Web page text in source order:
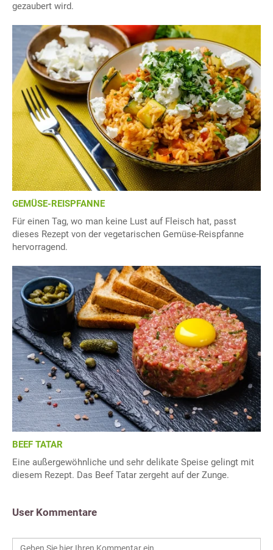
gezaubert wird.
GEMÜSE-REISPFANNE
Für einen Tag, wo man keine Lust auf Fleisch hat, passt
dieses Rezept von der vegetarischen Gemüse-Reispfanne
hervorragend.
BEEF TATAR
Eine außergewöhnliche und sehr delikate Speise gelingt mit
diesem Rezept. Das Beef Tatar zergeht auf der Zunge.
User Kommentare